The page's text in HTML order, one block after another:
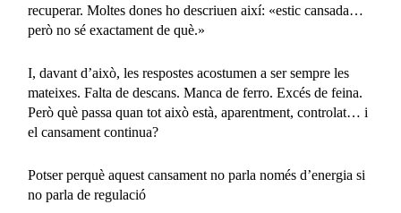
recuperar. Moltes dones ho descriuen així: «estic cansada…
però no sé exactament de què.»
I, davant d’això, les respostes acostumen a ser sempre les
mateixes. Falta de descans. Manca de ferro. Excés de feina.
Però què passa quan tot això està, aparentment, controlat… i
el cansament continua?
Potser perquè aquest cansament no parla només d’energia si
no parla de regulació